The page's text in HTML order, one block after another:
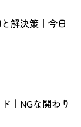
解決策｜今日
｜NGな関わり